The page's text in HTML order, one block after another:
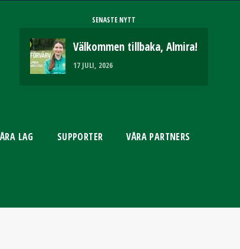
SENASTE NYTT
Välkommen tillbaka, Almira!
17 JULI, 2026
LAG SUPPORTER VÅRA PARTNERS